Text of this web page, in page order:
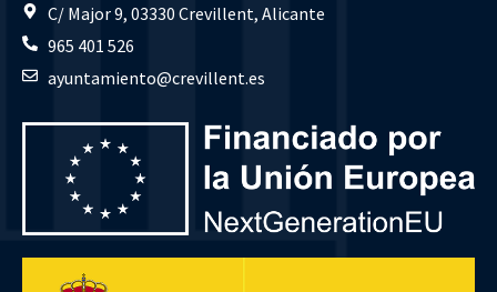
C/ Major 9, 03330 Crevillent, Alicante
965 401 526
ayuntamiento@crevillent.es